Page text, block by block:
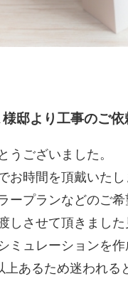
邸より工事のご依
うございました。
お時間を頂戴いた
ープランなどのご
しさせて頂きまし
ミュレーションを
上あるため迷われる